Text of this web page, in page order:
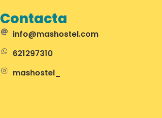
Contacta
info@mashostel.com
621297310
mashostel_